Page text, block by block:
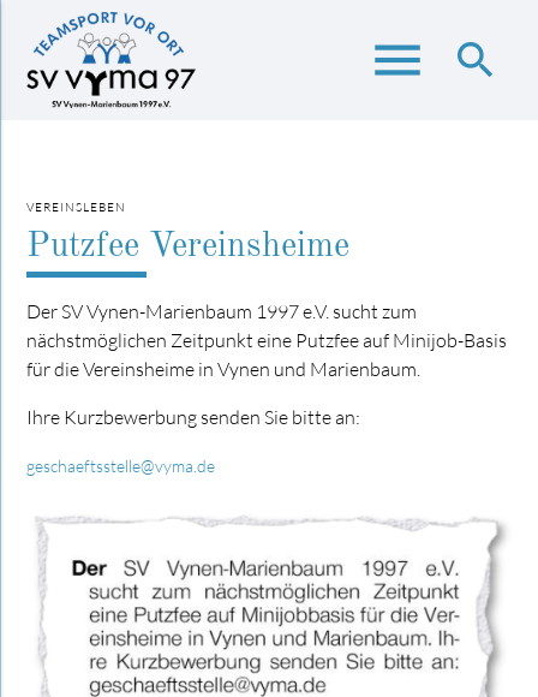
menu search
VEREINSLEBEN
Putzfee Vereinsheime
Der SV Vynen-Marienbaum 1997 e.V. sucht zum
nächstmöglichen Zeitpunkt eine Putzfee auf Minijob-Basis
für die Vereinsheime in Vynen und Marienbaum.
Ihre Kurzbewerbung senden Sie bitte an:
geschaeftsstelle@vyma.de